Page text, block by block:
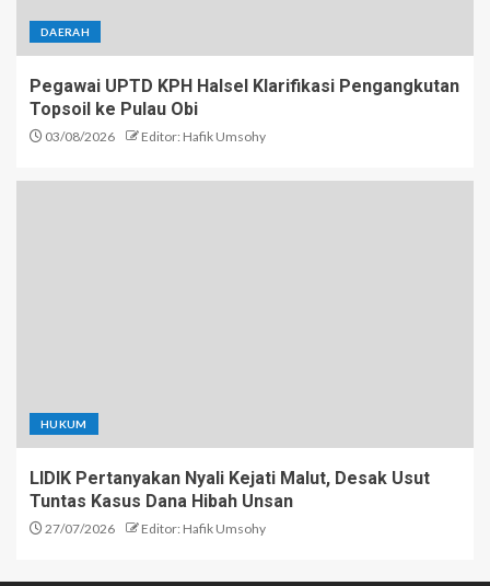
DAERAH
Pegawai UPTD KPH Halsel Klarifikasi Pengangkutan
Topsoil ke Pulau Obi
03/08/2026 Editor: Hafik Umsohy
HUKUM
LIDIK Pertanyakan Nyali Kejati Malut, Desak Usut
Tuntas Kasus Dana Hibah Unsan
27/07/2026 Editor: Hafik Umsohy